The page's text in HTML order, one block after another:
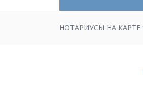
НОТАРИУСЫ НА КАРТЕ